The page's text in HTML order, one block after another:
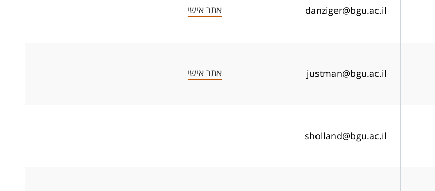
danziger@bgu.ac.il אתר אישי
justman@bgu.ac.il אתר אישי
sholland@bgu.ac.il